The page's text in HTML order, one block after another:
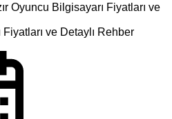
Oyuncu Bilgisayarı Fiyatları ve